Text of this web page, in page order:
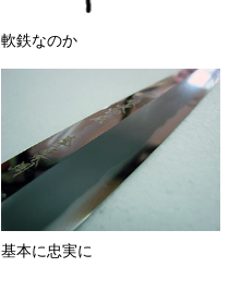
軟鉄なのか
基本に忠実に